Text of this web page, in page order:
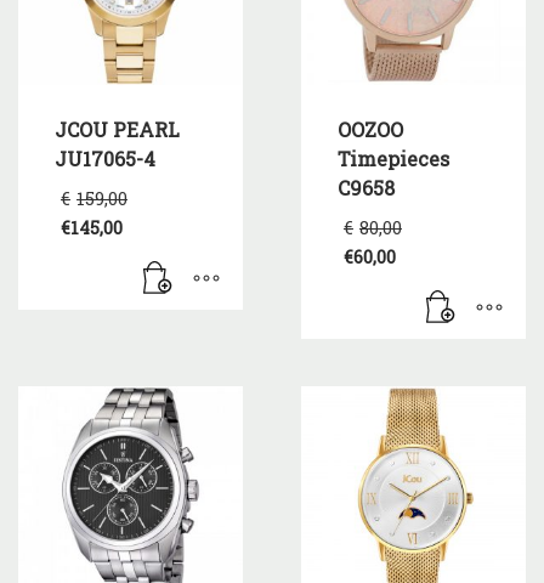
JCOU PEARL
JU17065-4
€ 159,00
€159,00.
€145,00
τρέχουσα
OOZOO
Timepieces
C9658
€ 80,00
€80,00.
€60,00
τρέχουσα